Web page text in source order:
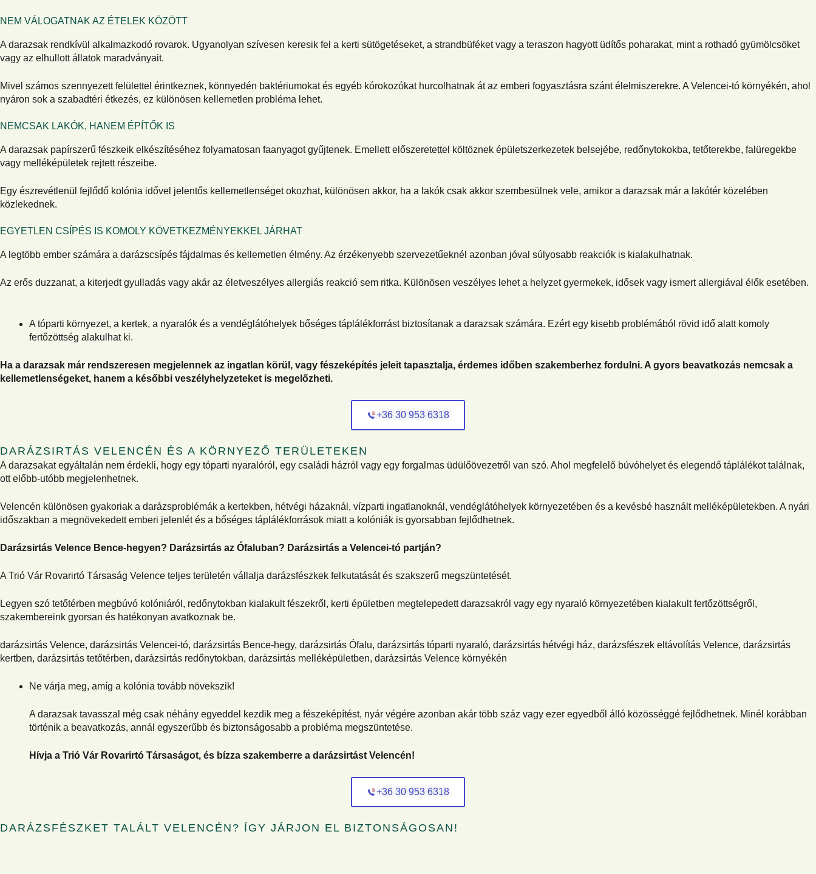
NEM VÁLOGATNAK AZ ÉTELEK KÖZÖTT
A darazsak rendkívül alkalmazkodó rovarok. Ugyanolyan szívesen keresik fel a kerti sütögetéseket, a strandbüféket vagy a teraszon hagyott üdítős poharakat, mint a rothadó gyümölcsöket
vagy az elhullott állatok maradványait.
Mivel számos szennyezett felülettel érintkeznek, könnyedén baktériumokat és egyéb kórokozókat hurcolhatnak át az emberi fogyasztásra szánt élelmiszerekre. A Velencei-tó környékén, ahol
nyáron sok a szabadtéri étkezés, ez különösen kellemetlen probléma lehet.
NEMCSAK LAKÓK, HANEM ÉPÍTŐK IS
A darazsak papírszerű fészkeik elkészítéséhez folyamatosan faanyagot gyűjtenek. Emellett előszeretettel költöznek épületszerkezetek belsejébe, redőnytokokba, tetőterekbe, falüregekbe
vagy melléképületek rejtett részeibe.
Egy észrevétlenül fejlődő kolónia idővel jelentős kellemetlenséget okozhat, különösen akkor, ha a lakók csak akkor szembesülnek vele, amikor a darazsak már a lakótér közelében
közlekednek.
EGYETLEN CSÍPÉS IS KOMOLY KÖVETKEZMÉNYEKKEL JÁRHAT
A legtöbb ember számára a darázscsípés fájdalmas és kellemetlen élmény. Az érzékenyebb szervezetűeknél azonban jóval súlyosabb reakciók is kialakulhatnak.
Az erős duzzanat, a kiterjedt gyulladás vagy akár az életveszélyes allergiás reakció sem ritka. Különösen veszélyes lehet a helyzet gyermekek, idősek vagy ismert allergiával élők esetében.
A tóparti környezet, a kertek, a nyaralók és a vendéglátóhelyek bőséges táplálékforrást biztosítanak a darazsak számára. Ezért egy kisebb problémából rövid idő alatt komoly
fertőzöttség alakulhat ki.
Ha a darazsak már rendszeresen megjelennek az ingatlan körül, vagy fészeképítés jeleit tapasztalja, érdemes időben szakemberhez fordulni. A gyors beavatkozás nemcsak a
kellemetlenségeket, hanem a későbbi veszélyhelyzeteket is megelőzheti.
+36 30 953 6318
DARÁZSIRTÁS VELENCÉN ÉS A KÖRNYEZŐ TERÜLETEKEN
A darazsakat egyáltalán nem érdekli, hogy egy tóparti nyaralóról, egy családi házról vagy egy forgalmas üdülőövezetről van szó. Ahol megfelelő búvóhelyet és elegendő táplálékot találnak,
ott előbb-utóbb megjelenhetnek.
Velencén különösen gyakoriak a darázsproblémák a kertekben, hétvégi házaknál, vízparti ingatlanoknál, vendéglátóhelyek környezetében és a kevésbé használt melléképületekben. A nyári
időszakban a megnövekedett emberi jelenlét és a bőséges táplálékforrások miatt a kolóniák is gyorsabban fejlődhetnek.
Darázsirtás Velence Bence-hegyen? Darázsirtás az Ófaluban? Darázsirtás a Velencei-tó partján?
A Trió Vár Rovarirtó Társaság Velence teljes területén vállalja darázsfészkek felkutatását és szakszerű megszüntetését.
Legyen szó tetőtérben megbúvó kolóniáról, redőnytokban kialakult fészekről, kerti épületben megtelepedett darazsakról vagy egy nyaraló környezetében kialakult fertőzöttségről,
szakembereink gyorsan és hatékonyan avatkoznak be.
darázsirtás Velence, darázsirtás Velencei-tó, darázsirtás Bence-hegy, darázsirtás Ófalu, darázsirtás tóparti nyaraló, darázsirtás hétvégi ház, darázsfészek eltávolítás Velence, darázsirtás
kertben, darázsirtás tetőtérben, darázsirtás redőnytokban, darázsirtás melléképületben, darázsirtás Velence környékén
Ne várja meg, amíg a kolónia tovább növekszik!
A darazsak tavasszal még csak néhány egyeddel kezdik meg a fészeképítést, nyár végére azonban akár több száz vagy ezer egyedből álló közösséggé fejlődhetnek. Minél korábban
történik a beavatkozás, annál egyszerűbb és biztonságosabb a probléma megszüntetése.
Hívja a Trió Vár Rovarirtó Társaságot, és bízza szakemberre a darázsirtást Velencén!
+36 30 953 6318
DARÁZSFÉSZKET TALÁLT VELENCÉN? ÍGY JÁRJON EL BIZTONSÁGOSAN!